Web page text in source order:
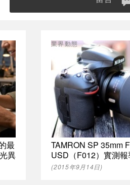
最
異
TAMRON SP 35mm
USD（F012）實測報
業界動態
(2015年9月14日)